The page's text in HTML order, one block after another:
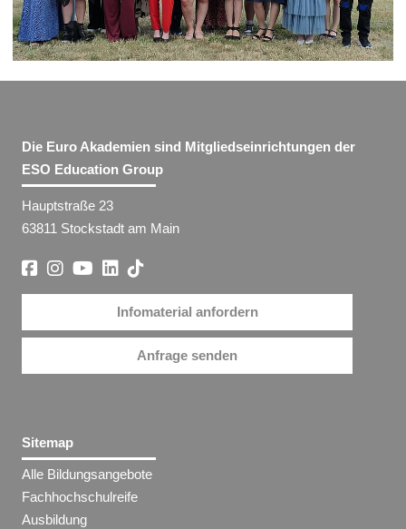
Die Euro Akademien sind Mitgliedseinrichtungen der
ESO Education Group
Hauptstraße 23
63811 Stockstadt am Main
Infomaterial anfordern
Anfrage senden
Sitemap
Alle Bildungsangebote
Fachhochschulreife
Ausbildung